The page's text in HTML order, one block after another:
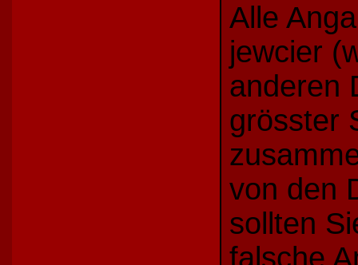
Alle
jewcier
anderen
grösster
von den
sollten
falsche